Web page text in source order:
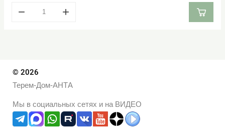
− +
© 2026
Терем-Дом-АНТА
Мы в социальных сетях и на ВИДЕО